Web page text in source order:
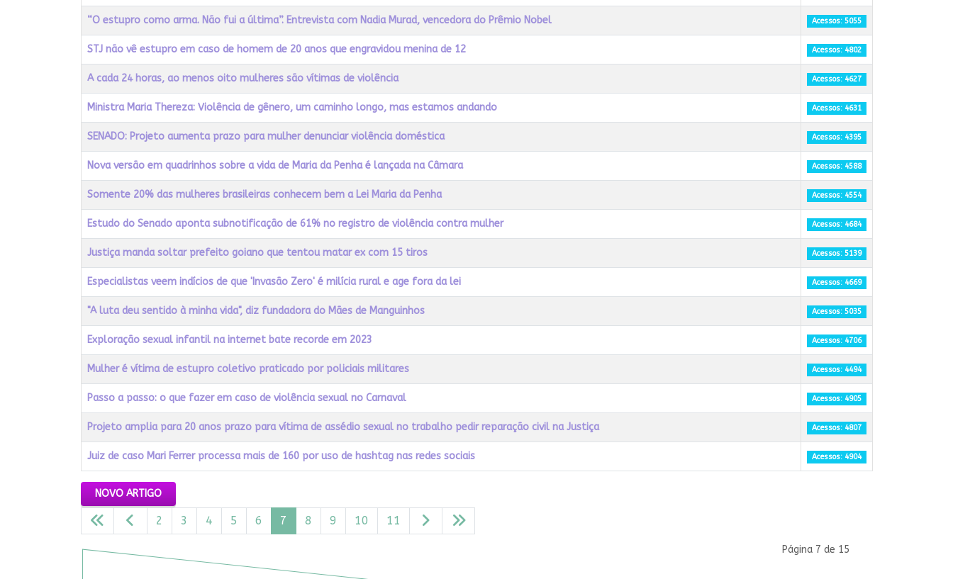
“O estupro como arma. Não fui a última”. Entrevista com Nadia Murad, vencedora do Prêmio Nobel Acessos: 5055
STJ não vê estupro em caso de homem de 20 anos que engravidou menina de 12 Acessos: 4802
A cada 24 horas, ao menos oito mulheres são vítimas de violência Acessos: 4627
Ministra Maria Thereza: Violência de gênero, um caminho longo, mas estamos andando Acessos: 4631
SENADO: Projeto aumenta prazo para mulher denunciar violência doméstica Acessos: 4395
Nova versão em quadrinhos sobre a vida de Maria da Penha é lançada na Câmara Acessos: 4588
Somente 20% das mulheres brasileiras conhecem bem a Lei Maria da Penha Acessos: 4554
Estudo do Senado aponta subnotificação de 61% no registro de violência contra mulher Acessos: 4684
Justiça manda soltar prefeito goiano que tentou matar ex com 15 tiros Acessos: 5139
Especialistas veem indícios de que 'Invasão Zero' é milícia rural e age fora da lei Acessos: 4669
"A luta deu sentido à minha vida", diz fundadora do Mães de Manguinhos Acessos: 5035
Exploração sexual infantil na internet bate recorde em 2023 Acessos: 4706
Mulher é vítima de estupro coletivo praticado por policiais militares Acessos: 4494
Passo a passo: o que fazer em caso de violência sexual no Carnaval Acessos: 4905
Projeto amplia para 20 anos prazo para vítima de assédio sexual no trabalho pedir reparação civil na Justiça Acessos: 4807
Juiz de caso Mari Ferrer processa mais de 160 por uso de hashtag nas redes sociais Acessos: 4904
NOVO ARTIGO
Página 7 de 15
2 3 4 5 6 7 8 9 10 11